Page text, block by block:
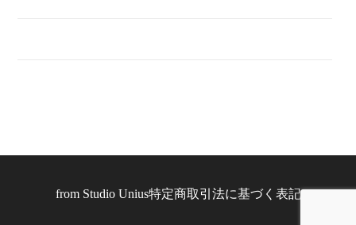
from Studio Unius特定商取引法に基づく表記